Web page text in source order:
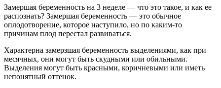
Замершая беременность на 3 неделе — что это такое, и как ее
распознать? Замершая беременность — это обычное
оплодотворение, которое наступило, но по каким-то
причинам плод перестал развиваться.
Характерна замерзшая беременность выделениями, как при
месячных, они могут быть скудными или обильными.
Выделения могут быть красными, коричневыми или иметь
непонятный оттенок.